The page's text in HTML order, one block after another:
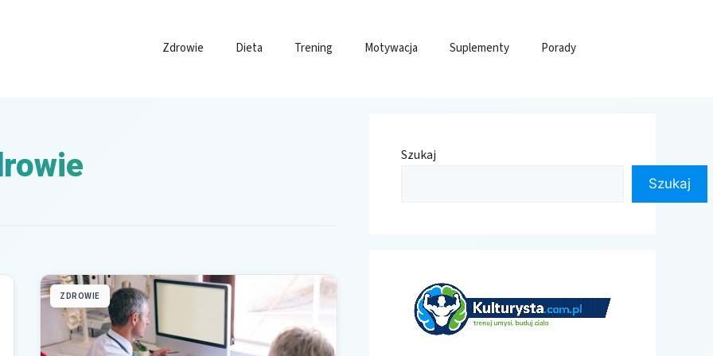
Zdrowie Dieta Trening Motywacja Suplementy Porady
ZDROWIE
Szukaj
Szukaj